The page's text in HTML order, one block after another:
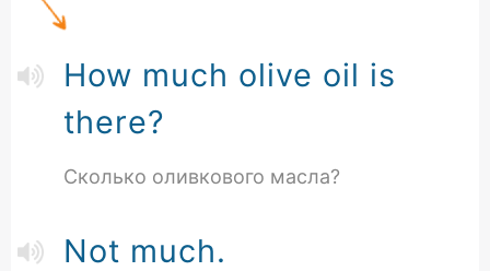
How much olive oil is
there?
Сколько оливкового масла?
Not much.